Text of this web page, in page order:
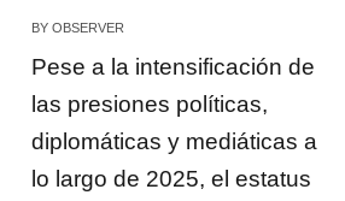
BYOBSERVER
Pese a la intensificación de
las presiones políticas,
diplomáticas y mediáticas a
lo largo de 2025, el estatus